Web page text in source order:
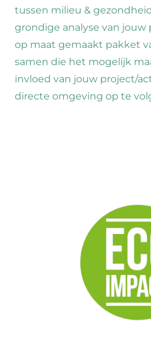
tussen milieu &
grondige analyse van jouw
op maat gemaakt pakket
samen die het mogelijk
invloed van jouw project/
directe omgeving op te